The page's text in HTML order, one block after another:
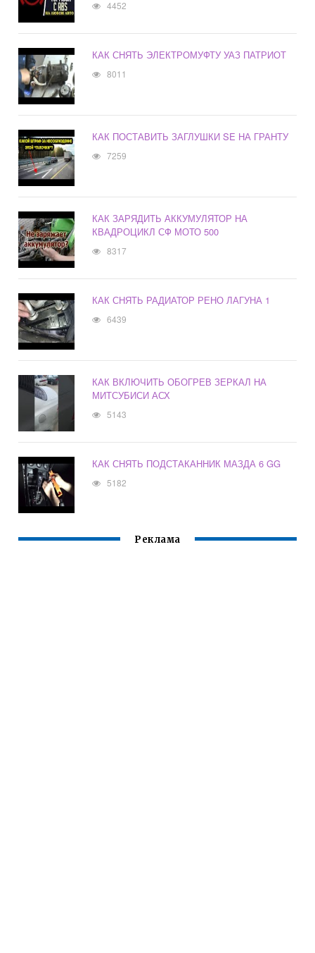
4452
КАК СНЯТЬ ЭЛЕКТРОМУФТУ УАЗ ПАТРИОТ
8011
КАК ПОСТАВИТЬ ЗАГЛУШКИ SE НА ГРАНТУ
7259
КАК ЗАРЯДИТЬ АККУМУЛЯТОР НА
КВАДРОЦИКЛ СФ МОТО 500
8317
КАК СНЯТЬ РАДИАТОР РЕНО ЛАГУНА 1
6439
КАК ВКЛЮЧИТЬ ОБОГРЕВ ЗЕРКАЛ НА
МИТСУБИСИ АСХ
5143
КАК СНЯТЬ ПОДСТАКАННИК МАЗДА 6 GG
5182
Реклама